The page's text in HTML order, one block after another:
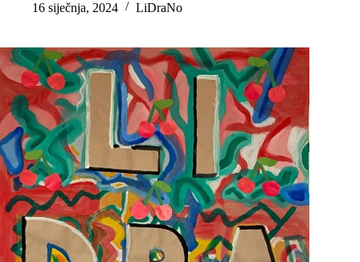
16 siječnja, 2024 LiDraNo